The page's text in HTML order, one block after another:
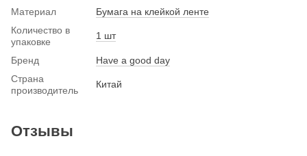
Материал
Бумага на клейкой ленте
Количество в
упаковке
1 шт
Бренд
Have a good day
Страна
производитель
Китай
Отзывы